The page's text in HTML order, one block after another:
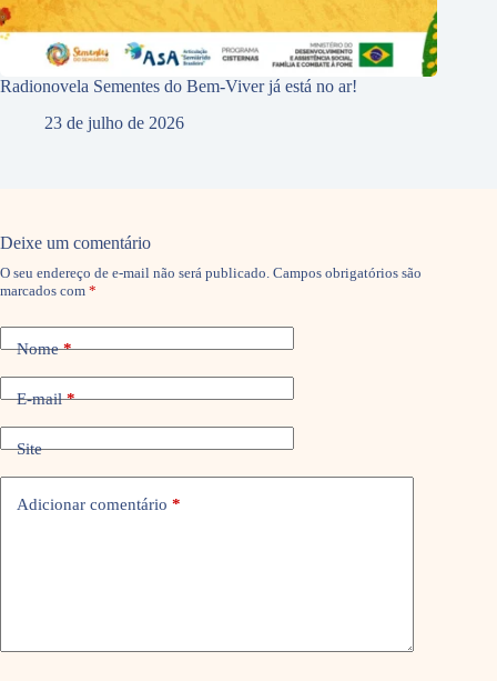
Radionovela Sementes do Bem-Viver já está no ar!
23 de julho de 2026
Deixe um comentário
O seu endereço de e-mail não será publicado. Campos obrigatórios são
marcados com *
Nome*
E-mail*
Site
Adicionar comentário *